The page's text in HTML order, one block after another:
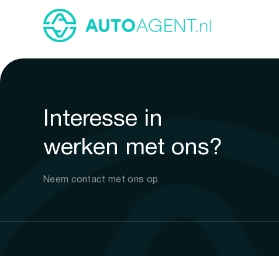
Interesse in
werken met ons?
Neem contact met ons op